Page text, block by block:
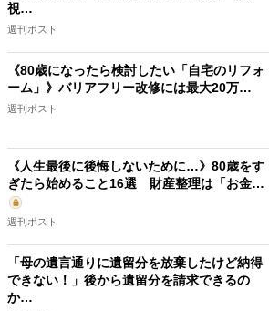
視…
週刊ポスト
《80歳になったら検討したい「自宅のリフォ
ーム」》バリアフリー改修には最大20万…
週刊ポスト
《人生最後に後悔しないために…》80歳をす
ぎたら始めること16選 財産整理は「お金…
週刊ポスト
「母の遺言通りに遺留分を放棄したけど納得
できない！」後から遺留分を請求できるの
か…